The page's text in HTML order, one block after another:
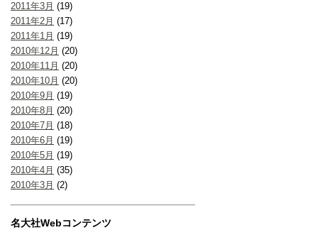
2011年3月 (19)
2011年2月 (17)
2011年1月 (19)
2010年12月 (20)
2010年11月 (20)
2010年10月 (20)
2010年9月 (19)
2010年8月 (20)
2010年7月 (18)
2010年6月 (19)
2010年5月 (19)
2010年4月 (35)
2010年3月 (2)
名大社Webコンテンツ